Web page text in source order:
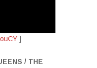
]
/ THE